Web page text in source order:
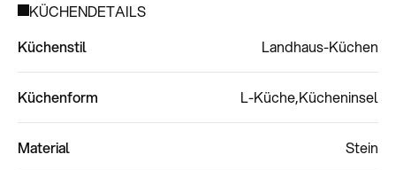
KÜCHENDETAILS
Küchenstil
Landhaus-Küchen
Küchenform L-Küche Kücheninsel
Material Stein